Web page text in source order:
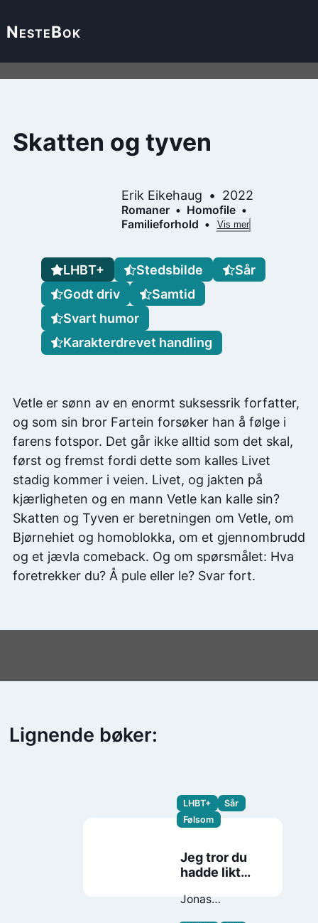
NesteBok
Skatten og tyven
Erik Eikehaug 2022
Romaner
Homofile
Familieforhold
Vis mer
Vetle er sønn av en enormt suksessrik forfatter,
og som sin bror Fartein forsøker han å følge i
farens fotspor. Det går ikke alltid som det skal,
først og fremst fordi dette som kalles Livet
stadig kommer i veien. Livet, og jakten på
kjærligheten og en mann Vetle kan kalle sin?
Skatten og Tyven er beretningen om Vetle, om
Bjørnehiet og homoblokka, om et gjennombrudd
og et jævla comeback. Og om spørsmålet: Hva
foretrekker du? Å pule eller le? Svar fort.
LHBT+ Stedsbilde
Sår
Godt driv
Samtid
Svart humor
Karakterdrevet handling
Lignende bøker:
LHBT+
Sår
Følsom
Jeg tror du
hadde likt
Jonas